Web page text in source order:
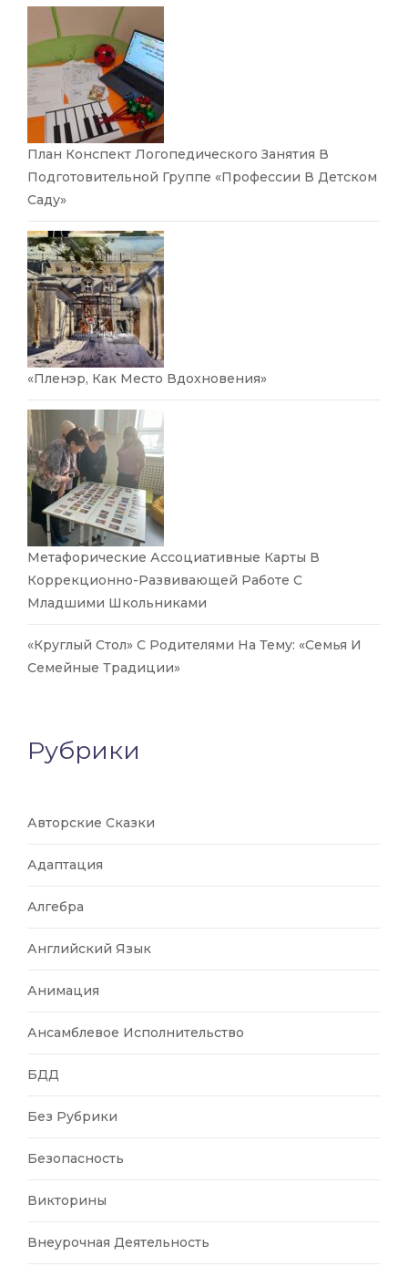
План Конспект Логопедического Занятия В
Подготовительной Группе «Профессии В Детском
Саду»
«Пленэр, Как Место Вдохновения»
Метафорические Ассоциативные Карты В
Коррекционно-Развивающей Работе С
Младшими Школьниками
«Круглый Стол» С Родителями На Тему: «Семья И
Семейные Традиции»
Рубрики
Авторские Сказки
Адаптация
Алгебра
Английский Язык
Анимация
Ансамблевое Исполнительство
БДД
Без Рубрики
Безопасность
Викторины
Внеурочная Деятельность